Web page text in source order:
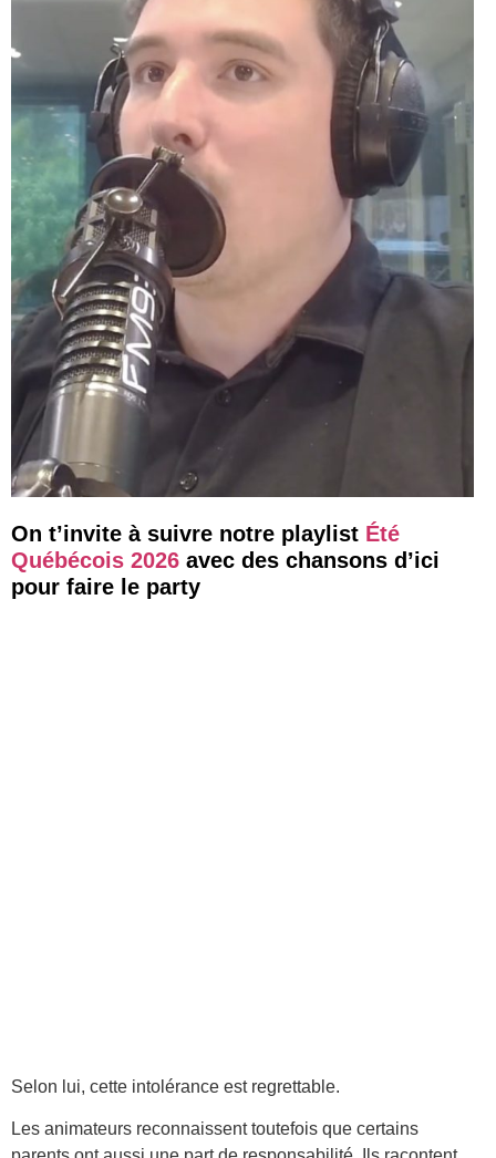
On t’invite à suivre notre playlist Été
Québécois 2026 avec des chansons d’ici
pour faire le party
Selon lui, cette intolérance est regrettable.
Les animateurs reconnaissent toutefois que certains